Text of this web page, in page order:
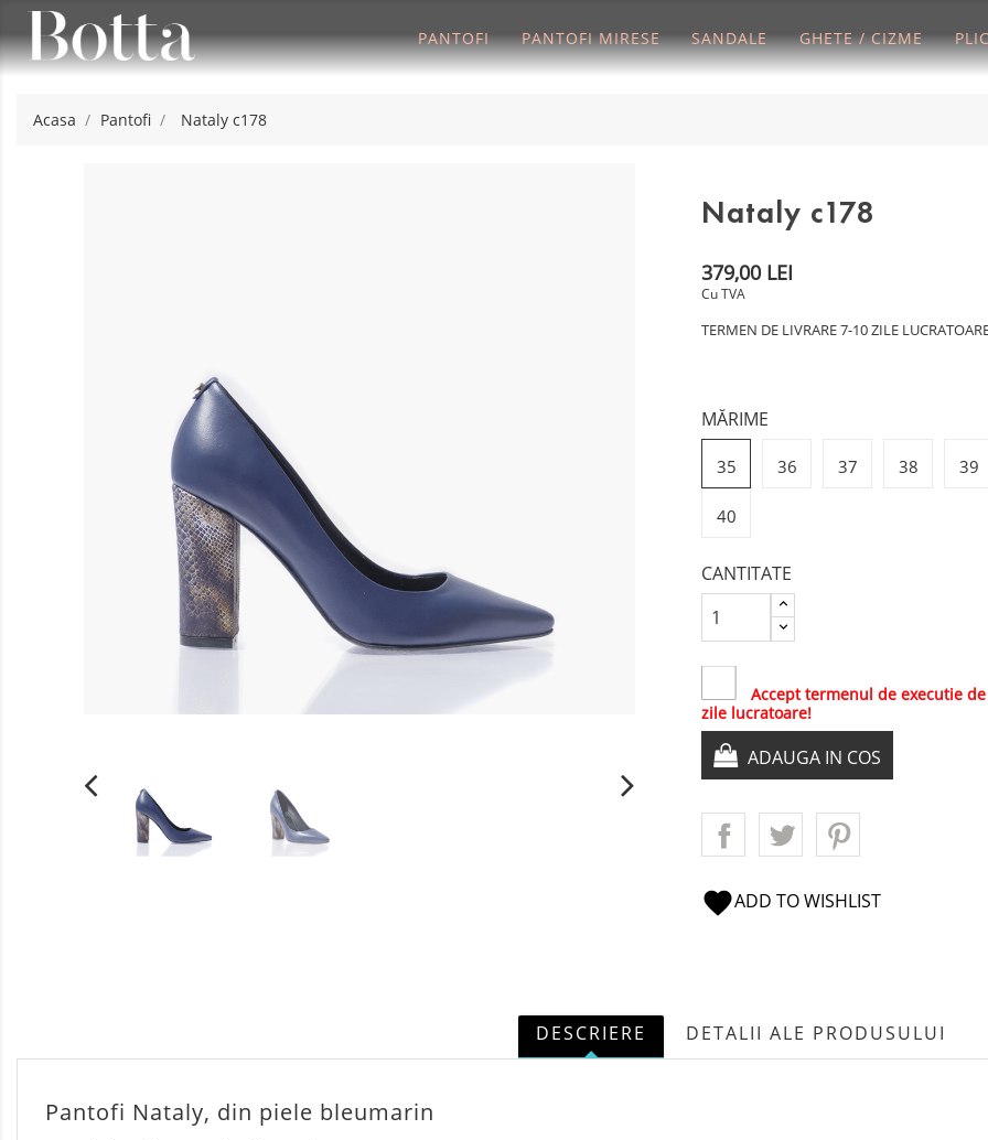
PANTOFI PANTOFI MIRESE SANDALE GHETE / CIZME
Acasa Pantofi Nataly c178
Nataly c178
379,00 LEI
Cu TVA
TERMEN DE LIVRARE 7-10 ZILE
MĂRIME
35 36 37 38 39
40
CANTITATE
Accept termenul de executie
zile lucratoare!
ADAUGA IN COS
favoriteADD TO WISHLIST
DESCRIERE DETALII ALE PRODUSULUI
Pantofi Nataly, din piele bleumarin